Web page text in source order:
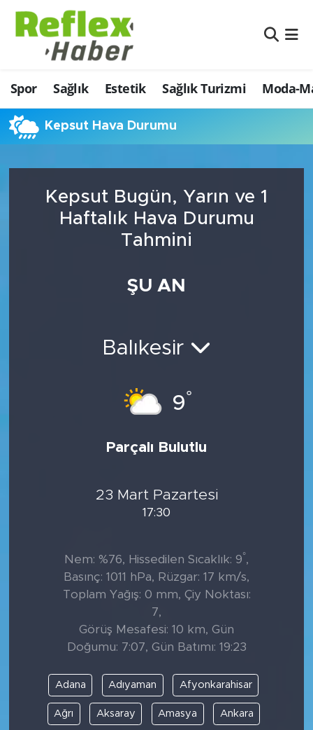
Spor Sağlık Estetik Sağlık Turizmi Moda-
Kepsut Hava Durumu
Kepsut Bugün, Yarın ve 1
Haftalık Hava Durumu
Tahmini
ŞU AN
Balıkesir
9°
Parçalı Bulutlu
23 Mart Pazartesi
17:30
Nem: %76, Hissedilen Sıcaklık: 9°,
Basınç: 1011 hPa, Rüzgar: 17 km/s,
Toplam Yağış: 0 mm, Çiy Noktası:
7,
Görüş Mesafesi: 10 km, Gün
Doğumu: 7:07, Gün Batımı: 19:23
Adana Adıyaman Afyonkarahisar
Ağrı Aksaray Amasya Ankara
Eğitim
Estetik
Firmalardan
İş ve Ekonomi
Moda-Magazin-Eğlence
Nöbetçi Eczaneler
Hava Durumu
Namaz Vakitleri
Şampiyonlar Ligi Puan Durumu ve Fikstür
Tüm Manşetler